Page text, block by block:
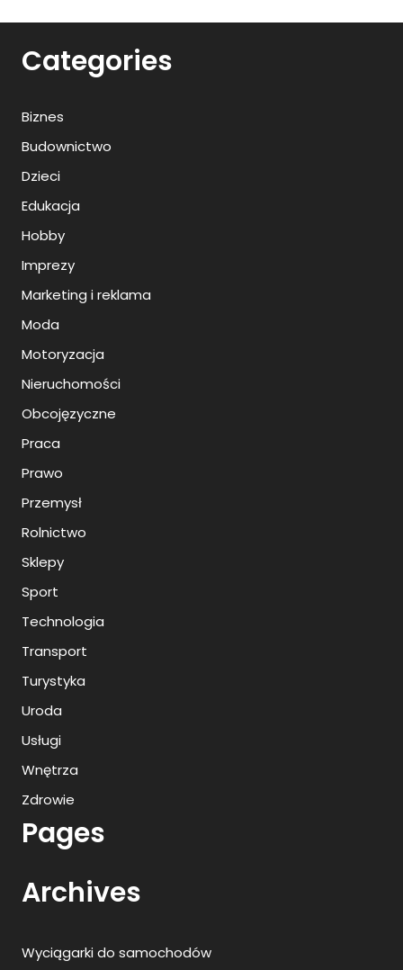
Categories
Biznes
Budownictwo
Dzieci
Edukacja
Hobby
Imprezy
Marketing i reklama
Moda
Motoryzacja
Nieruchomości
Obcojęzyczne
Praca
Prawo
Przemysł
Rolnictwo
Sklepy
Sport
Technologia
Transport
Turystyka
Uroda
Usługi
Wnętrza
Zdrowie
Pages
Archives
Wyciągarki do samochodów